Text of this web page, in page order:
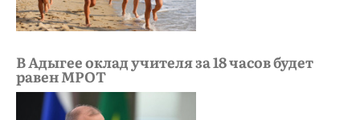
В Адыгее оклад учителя за 18 часов будет
равен МРОТ